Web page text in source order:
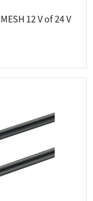
12 V of 24 V